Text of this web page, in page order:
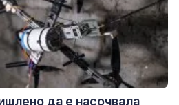
да е насочвала